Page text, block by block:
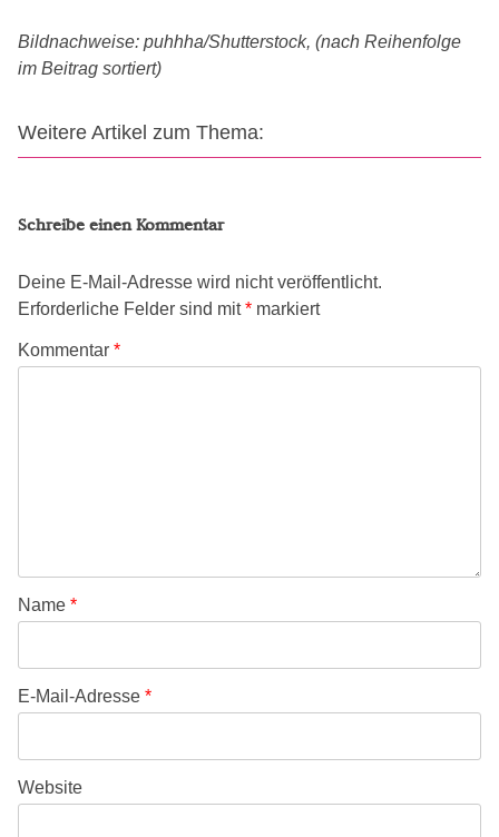
Bildnachweise: puhhha/Shutterstock, (nach Reihenfolge
im Beitrag sortiert)
Weitere Artikel zum Thema:
Schreibe einen Kommentar
Deine E-Mail-Adresse wird nicht veröffentlicht.
Erforderliche Felder sind mit* markiert
Kommentar *
Name *
E-Mail-Adresse *
Website